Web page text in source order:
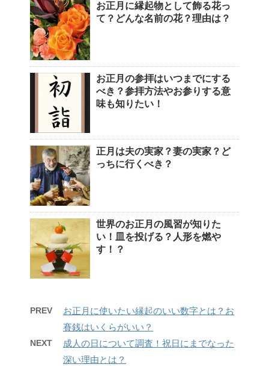
お正月に縁起物として飾る花っ
て？どんな名前の花？理由は？
お正月の参拝はいつまでにする
べき？参拝方法やお参りする意
味も知りたい！
正月は夫の実家？妻の実家？ど
っちに行くべき？
世界のお正月の風習が知りた
い！皿を投げる？人形を燃や
す！？
PREV
お正月に使いたい縁起のいい数字とは？お
賽銭はいくらがいい？
NEXT
成人の日について調査！祝日にまでなった
深い理由とは？